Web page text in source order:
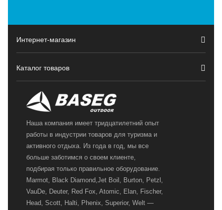
Интернет-магазин
Каталог товаров
Наша компания имеет тридцатилетний опыт
работы в индустрии товаров для туризма и
активного отдыха. Из года в год, мы все
больше заботимся о своем клиенте,
подбирая только правильное оборудование.
Marmot, Black Diamond,Jet Boil, Burton, Petzl,
VauDe, Deuter, Red Fox, Atomic, Elan, Fischer,
Head, Scott, Halti, Phenix, Superior, Welt —